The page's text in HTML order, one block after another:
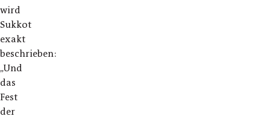
wird
Sukkot
exakt
beschrieben:
„Und
das
Fest
der